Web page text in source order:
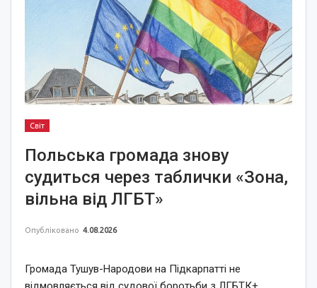
Світ
Польська громада знову
судиться через таблички «Зона,
вільна від ЛГБТ»
Опубліковано 4.08.2026
Громада Тушув-Народови на Підкарпатті не